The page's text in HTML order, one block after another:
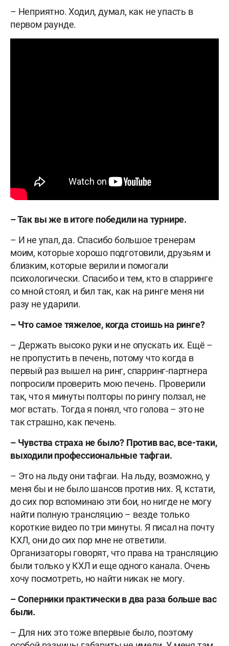
– Неприятно. Ходил, думал, как не упасть в
первом раунде.
– Так вы же в итоге победили на турнире.
– И не упал, да. Спасибо большое тренерам
моим, которые хорошо подготовили, друзьям и
близким, которые верили и помогали
психологически. Спасибо и тем, кто в спарринге
со мной стоял, и бил так, как на ринге меня ни
разу не ударили.
– Что самое тяжелое, когда стоишь на ринге?
– Держать высоко руки и не опускать их. Ещё –
не пропустить в печень, потому что когда в
первый раз вышел на ринг, спарринг-партнера
попросили проверить мою печень. Проверили
так, что я минуты полторы по рингу ползал, не
мог встать. Тогда я понял, что голова – это не
так страшно, как печень.
– Чувства страха не было? Против вас, все-таки,
выходили профессиональные тафгаи.
– Это на льду они тафгаи. На льду, возможно, у
меня бы и не было шансов против них. Я, кстати,
до сих пор вспоминаю эти бои, но нигде не могу
найти полную трансляцию – везде только
короткие видео по три минуты. Я писал на почту
КХЛ, они до сих пор мне не ответили.
Организаторы говорят, что права на трансляцию
были только у КХЛ и еще одного канала. Очень
хочу посмотреть, но найти никак не могу.
– Соперники практически в два раза больше вас
были.
– Для них это тоже впервые было, поэтому